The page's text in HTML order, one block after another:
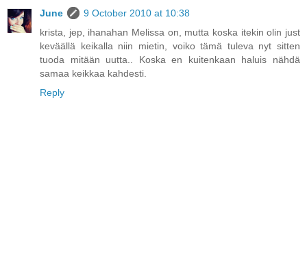
June
9 October 2010 at 10:38
krista, jep, ihanahan Melissa on, mutta koska itekin olin just
keväällä keikalla niin mietin, voiko tämä tuleva nyt sitten
tuoda mitään uutta.. Koska en kuitenkaan haluis nähdä
samaa keikkaa kahdesti.
Reply